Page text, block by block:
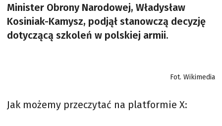
Minister Obrony Narodowej, Władysław
Kosiniak-Kamysz, podjął stanowczą decyzję
dotyczącą szkoleń w polskiej armii.
Fot. Wikimedia
Jak możemy przeczytać na platformie X: